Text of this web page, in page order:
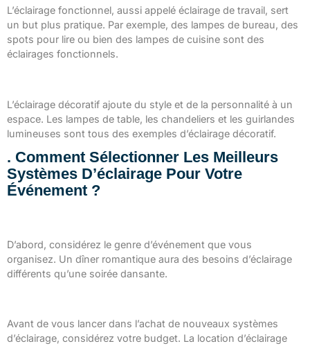
L’éclairage fonctionnel, aussi appelé éclairage de travail, sert
un but plus pratique. Par exemple, des lampes de bureau, des
spots pour lire ou bien des lampes de cuisine sont des
éclairages fonctionnels.
L’éclairage décoratif ajoute du style et de la personnalité à un
espace. Les lampes de table, les chandeliers et les guirlandes
lumineuses sont tous des exemples d’éclairage décoratif.
. Comment Sélectionner Les Meilleurs
Systèmes D’éclairage Pour Votre
Événement ?
D’abord, considérez le genre d’événement que vous
organisez. Un dîner romantique aura des besoins d’éclairage
différents qu’une soirée dansante.
Avant de vous lancer dans l’achat de nouveaux systèmes
d’éclairage, considérez votre budget. La location d’éclairage